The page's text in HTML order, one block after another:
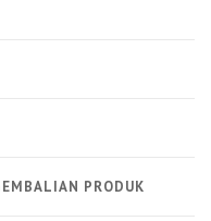
PRODUK